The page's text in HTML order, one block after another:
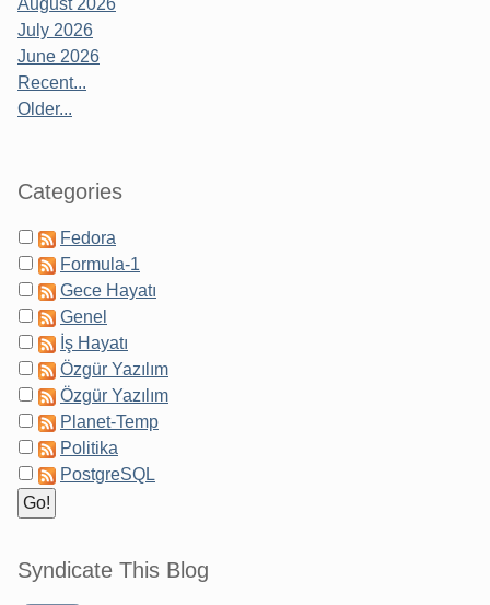
August 2026
July 2026
June 2026
Recent...
Older...
Categories
Fedora
Formula-1
Gece Hayatı
Genel
İş Hayatı
Özgür Yazılım
Özgür Yazılım
Planet-Temp
Politika
PostgreSQL
Syndicate This Blog